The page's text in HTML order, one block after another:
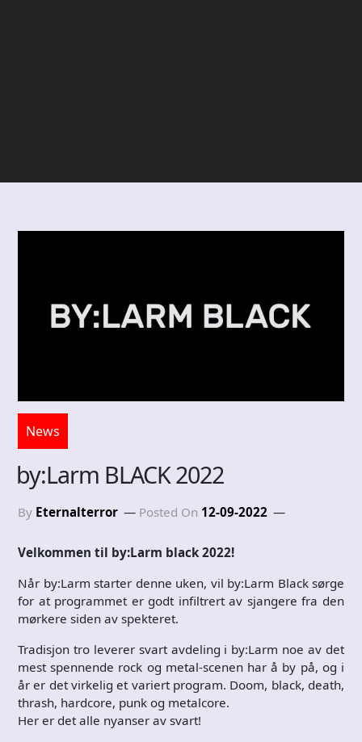
News
by:Larm BLACK 2022
By Eternalterror Posted On 12-09-2022
Velkommen til by:Larm black 2022!
Når by:Larm starter denne uken, vil by:Larm Black sørge
for at programmet er godt infiltrert av sjangere fra den
mørkere siden av spekteret.
Tradisjon tro leverer svart avdeling i by:Larm noe av det
mest spennende rock og metal-scenen har å by på, og i
år er det virkelig et variert program. Doom, black, death,
thrash, hardcore, punk og metalcore.
Her er det alle nyanser av svart!